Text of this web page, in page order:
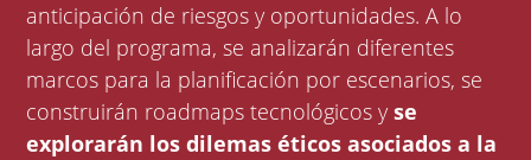
anticipación de riesgos y oportunidades. A lo
largo del programa, se analizarán diferentes
marcos para la planificación por escenarios, se
construirán roadmaps tecnológicos yse
explorarán los dilemas éticos asociados a la